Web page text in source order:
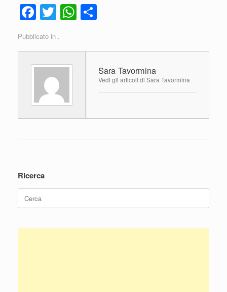
F
a
c
e
b
o
o
k
T
wi
tt
er
W
h
vi
di
Pubblicato in .
Sara Tavormina
Vedi gli articoli di Sara Tavormina
Ricerca
Ricerca
per: